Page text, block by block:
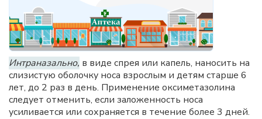
Интраназально, в виде спрея или капель, наносить на
слизистую оболочку носа взрослым и детям старше 6
лет, до 2 раз в день. Применение оксиметазолина
следует отменить, если заложенность носа
усиливается или сохраняется в течение более 3 дней.